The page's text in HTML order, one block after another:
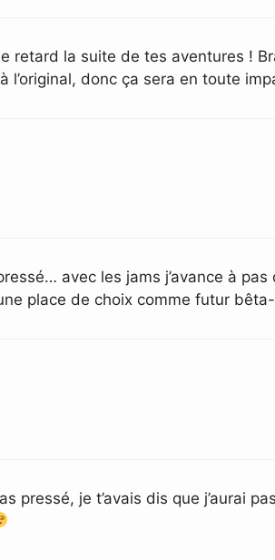
retard la suite de tes aventures !
l’original, donc ça sera en toute
avec les jams j’avance à
place de choix comme futur
pressé, je t’avais dis que j’aurai